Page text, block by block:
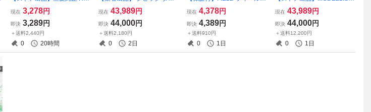
W ekクラッシィ グリル ラジ
エーターグリル フロントグ
リル メッキグリル MN11188
6 激安魔王 ノーマル
現在 3,278円
即決 3,289円
＋送料2,440円
0 20時間
プR FD2 K20A SPOON スプ
ーン オイルパン バッフルオ
イルパン エンジン部品 RRC
CIVIC TYPE R スポーツ走行
現在 43,989円
即決 44,000円
＋送料2,180円
0 2日
技研製 フューエルコントロ
ーラー 燃料コントローラー S
FC MULTI 燃調 チューニング
パーツ カスタムパーツ
現在 4,378円
即決 4,389円
＋送料910円
0 1日
A モデリスタ GWS214 クラ
ウンマジェスタ サイドスカ
ート サイドステップ 左右セ
ット 激安魔王 外装 カスタム
現在 43,989円
即決 44,000円
＋送料12,200円
0 1日